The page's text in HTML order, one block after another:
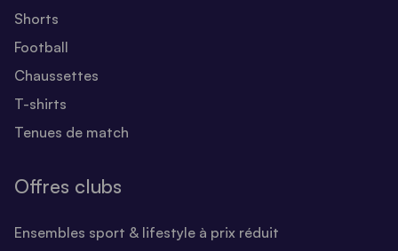
Shorts
Football
Chaussettes
T-shirts
Tenues de match
Offres clubs
Ensembles sport & lifestyle à prix réduit